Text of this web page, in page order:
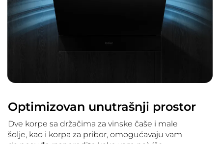
Optimizovan unutrašnji prostor
Dve korpe sa držačima za vinske čaše i male
šolje, kao i korpa za pribor, omogućavaju vam